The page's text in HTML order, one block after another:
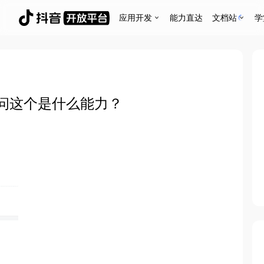
应用开发 能力直达 文档站
这个是什么能力？